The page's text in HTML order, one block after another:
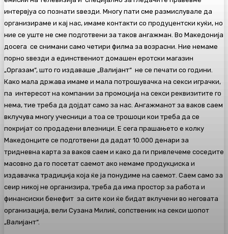
интервјуа со познати ѕвезди. Многу пати сме размислувале да
организираме и кај нас, имаме контакти со продуцентски куќи, но
ние се уште не сме подготвени за таков ангажман. Во Македонија
досега се снимани само четири филма за возрасни. Ние немаме
порно ѕвезди а единствениот домашен еротски магазин
„Оргазам“, што го издаваше „Валијант“ не се печати со години.
Како мала држава имаме и мала потрошувачка на секси играчки,
па интересот на компании за промоција на секси реквизитите го
нема, тие треба да дојдат само за нас. Ангажманот за ваков саем
вклучува многу учесници а тоа се трошоци кои треба да се
покријат со продадени влезници. Е сега прашањето е колку
Македонците се подготвени да дадат 10.000 денари за
тридневна карта за ваков саем и како да ги привлечеме соседите
масовно да го посетат саемот ако немаме продукциска и
издавачка традиција која ќе ја понудиме на саемот. Саем само за
сеир никој не организира, треба да има простор за работа и
финансиски бенефит за сите кои ќе бидат вклучени во неговата
организација, вели Сузана Милиќ, сопственик на секси шопот
„Валијант“.